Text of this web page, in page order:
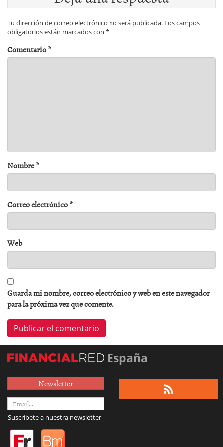
Tu dirección de correo electrónico no será publicada. Los campos
obligatorios están marcados con *
Comentario*
Nombre*
Correo electrónico*
Web
Guarda mi nombre, correo electrónico y web en este navegador
para la próxima vez que comente.
España
Newsletter
Suscríbete a nuestra newsletter